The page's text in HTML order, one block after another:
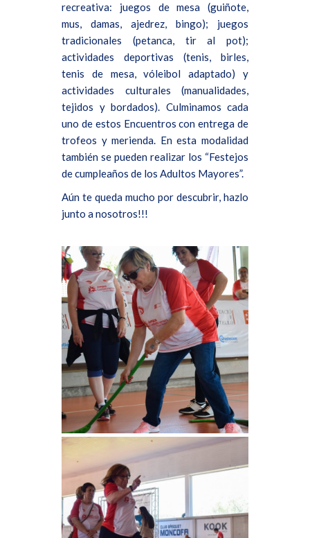
recreativa: juegos de mesa (guiñote,
mus, damas, ajedrez, bingo); juegos
tradicionales (petanca, tir al pot);
actividades deportivas (tenis, birles,
tenis de mesa, vóleibol adaptado) y
actividades culturales (manualidades,
tejidos y bordados). Culminamos cada
uno de estos Encuentros con entrega de
trofeos y merienda. En esta modalidad
también se pueden realizar los “Festejos
de cumpleaños de los Adultos Mayores”.
Aún te queda mucho por descubrir, hazlo
junto a nosotros!!!